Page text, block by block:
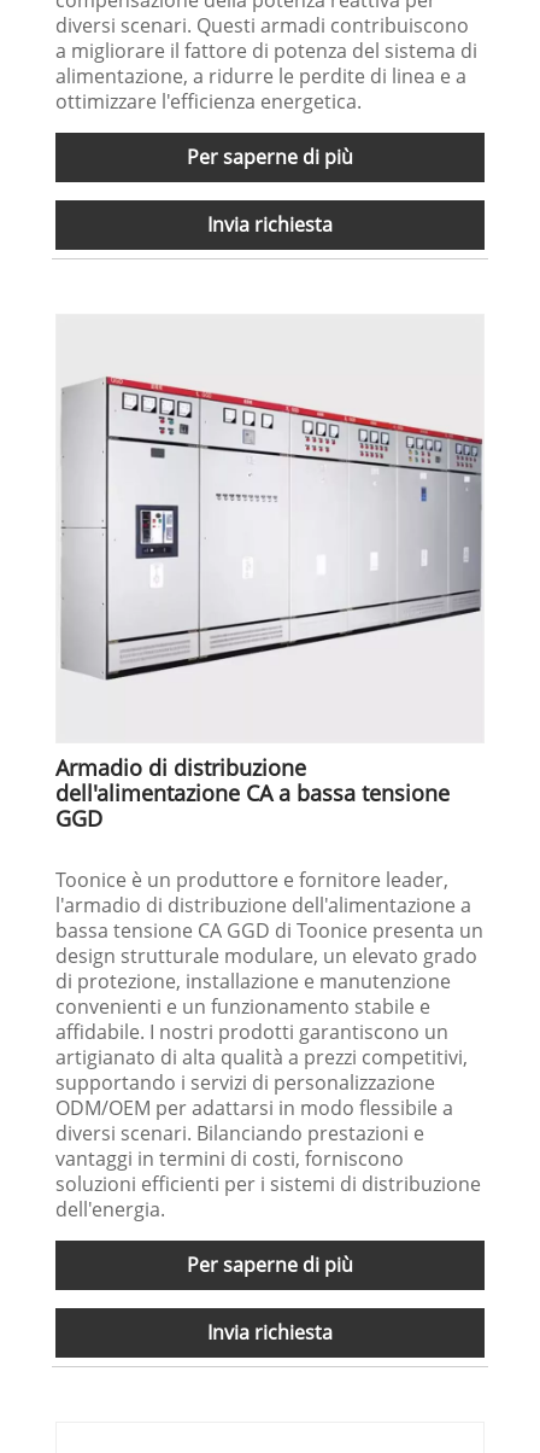
diversi scenari. Questi armadi contribuiscono
a migliorare il fattore di potenza del sistema di
alimentazione, a ridurre le perdite di linea e a
ottimizzare l'efficienza energetica.
Per saperne di più
Invia richiesta
Armadio di distribuzione
dell'alimentazione CA a bassa tensione
GGD
Toonice è un produttore e fornitore leader,
l'armadio di distribuzione dell'alimentazione a
bassa tensione CA GGD di Toonice presenta un
design strutturale modulare, un elevato grado
di protezione, installazione e manutenzione
convenienti e un funzionamento stabile e
affidabile. I nostri prodotti garantiscono un
artigianato di alta qualità a prezzi competitivi,
supportando i servizi di personalizzazione
ODM/OEM per adattarsi in modo flessibile a
diversi scenari. Bilanciando prestazioni e
vantaggi in termini di costi, forniscono
soluzioni efficienti per i sistemi di distribuzione
dell'energia.
Per saperne di più
Invia richiesta